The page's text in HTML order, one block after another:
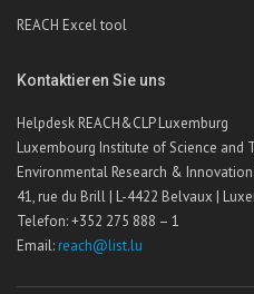
REACH Excel tool
Kontaktieren Sie uns
Helpdesk REACH&CLP Luxemburg
Luxembourg Institute of Science and
Environmental Research &
41, rue du Brill | L-4422 Belvaux |
Telefon: +352 275 888 – 1
Email: reach@list.lu